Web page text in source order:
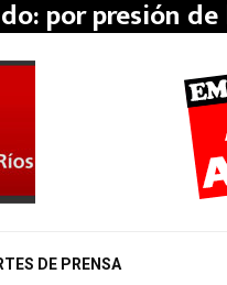
y Romero
DE PRENSA